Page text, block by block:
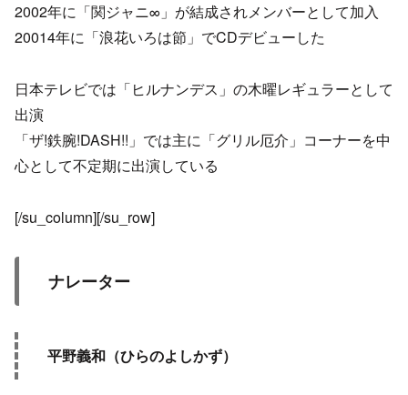
2002年に「関ジャニ∞」が結成されメンバーとして加入
20014年に「浪花いろは節」でCDデビューした
日本テレビでは「ヒルナンデス」の木曜レギュラーとして
出演
「ザ!鉄腕!DASH!!」では主に「グリル厄介」コーナーを中
心として不定期に出演している
[/su_column][/su_row]
ナレーター
平野義和（ひらのよしかず）